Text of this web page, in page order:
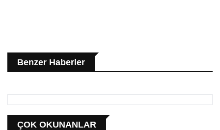
Benzer Haberler
ÇOK OKUNANLAR